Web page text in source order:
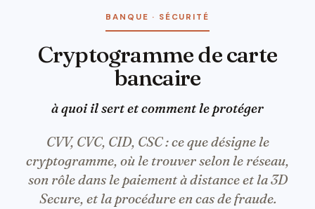
BANQUE · SÉCURITÉ
Cryptogramme de carte
bancaire
à quoi il sert et comment le protéger
CVV, CVC, CID, CSC : ce que désigne le
cryptogramme, où le trouver selon le réseau,
son rôle dans le paiement à distance et la 3D
Secure, et la procédure en cas de fraude.